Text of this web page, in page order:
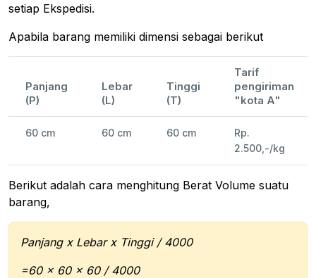
setiap Ekspedisi.
Apabila barang memiliki dimensi sebagai berikut
Panjang
(P)
Lebar
(L)
Tinggi
(T)
Tarif
pengiriman
"kota A"
60 cm 60 cm 60 cm
Rp.
2.500,-/kg
Berikut adalah cara menghitung Berat Volume suatu
barang,
Panjang x Lebar x Tinggi / 4000
=60 x 60 x 60 / 4000